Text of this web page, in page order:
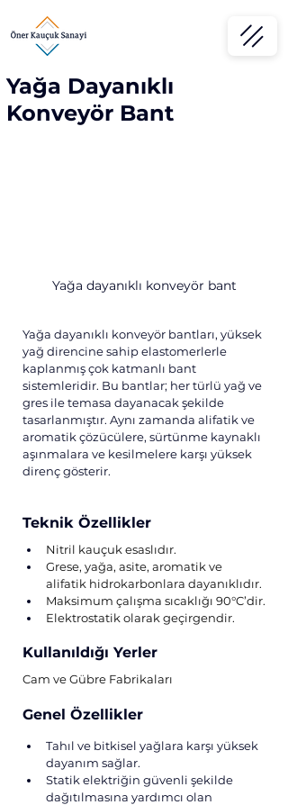
Yağa Dayanıklı
Konveyör Bant
Yağa dayanıklı konveyör bant
Yağa dayanıklı konveyör bantları, yüksek
yağ direncine sahip elastomerlerle
kaplanmış çok katmanlı bant
sistemleridir. Bu bantlar; her türlü yağ ve
gres ile temasa dayanacak şekilde
tasarlanmıştır. Aynı zamanda alifatik ve
aromatik çözücülere, sürtünme kaynaklı
aşınmalara ve kesilmelere karşı yüksek
direnç gösterir.
Teknik Özellikler
Nitril kauçuk esaslıdır.
Grese, yağa, asite, aromatik ve
alifatik hidrokarbonlara dayanıklıdır.
Maksimum çalışma sıcaklığı 90°C’dir.
Elektrostatik olarak geçirgendir.
Kullanıldığı Yerler
Cam ve Gübre Fabrikaları
Genel Özellikler
Tahıl ve bitkisel yağlara karşı yüksek
dayanım sağlar.
Statik elektriğin güvenli şekilde
dağıtılmasına yardımcı olan